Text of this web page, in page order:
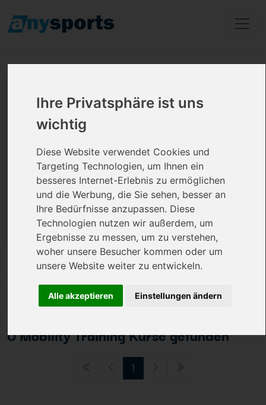
Ihre Privatsphäre ist uns
wichtig
Diese Website verwendet Cookies und
Targeting Technologien, um Ihnen ein
besseres Internet-Erlebnis zu ermöglichen
und die Werbung, die Sie sehen, besser an
Ihre Bedürfnisse anzupassen. Diese
Technologien nutzen wir außerdem, um
Ergebnisse zu messen, um zu verstehen,
woher unsere Besucher kommen oder um
unsere Website weiter zu entwickeln.
Alle akzeptieren Einstellungen ändern
Mobility Training Kurse
ohne Vertrag
Sortieren und Filtern
0 Mobility Training Kurse gefunden
1